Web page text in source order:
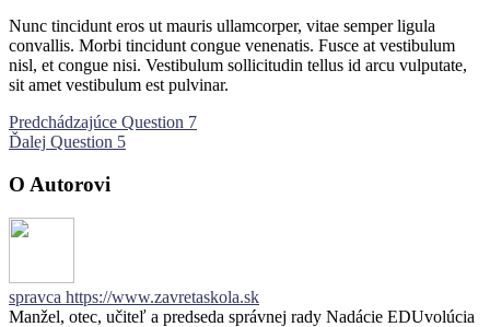
Nunc tincidunt eros ut mauris ullamcorper, vitae semper ligula
convallis. Morbi tincidunt congue venenatis. Fusce at vestibulum
nisl, et congue nisi. Vestibulum sollicitudin tellus id arcu vulputate,
sit amet vestibulum est pulvinar.
Navigácia
v
článku
Predchádzajúce Predchádzajúci
príspevok:
Question 7
Ďalej Ďalší
Question 5
O Autorovi
spravca https://www.zavretaskola.sk
Manžel, otec, učiteľ a predseda správnej rady Nadácie EDUvolúcia